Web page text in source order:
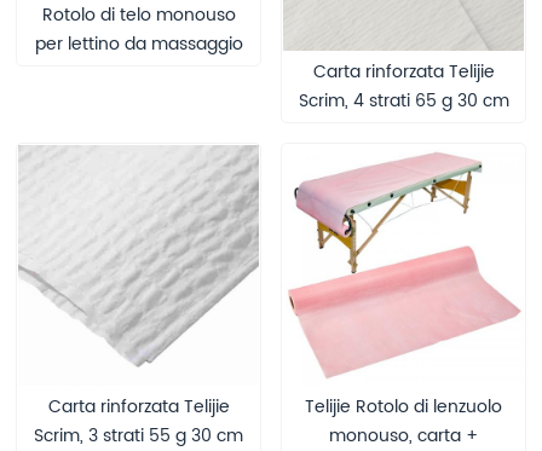
Rotolo di telo monouso
per lettino da massaggio
Carta rinforzata Telijie
Scrim, 4 strati 65 g 30 cm
all'umidità, certificata CE
per uso medico e
domestico
Carta rinforzata Telijie
Scrim, 3 strati 55 g 30 cm
Telijie Rotolo di lenzuolo
monouso, carta +